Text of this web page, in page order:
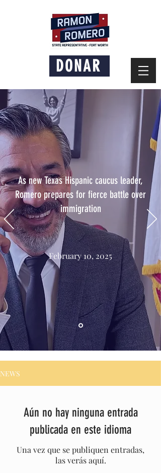
DONAR
As new Texas Hispanic caucus leader,
Romero prepares for fierce battle over
immigration
February 10, 2025
NEWS
Aún no hay ninguna entrada
publicada en este idioma
Una vez que se publiquen entradas,
las verás aquí.